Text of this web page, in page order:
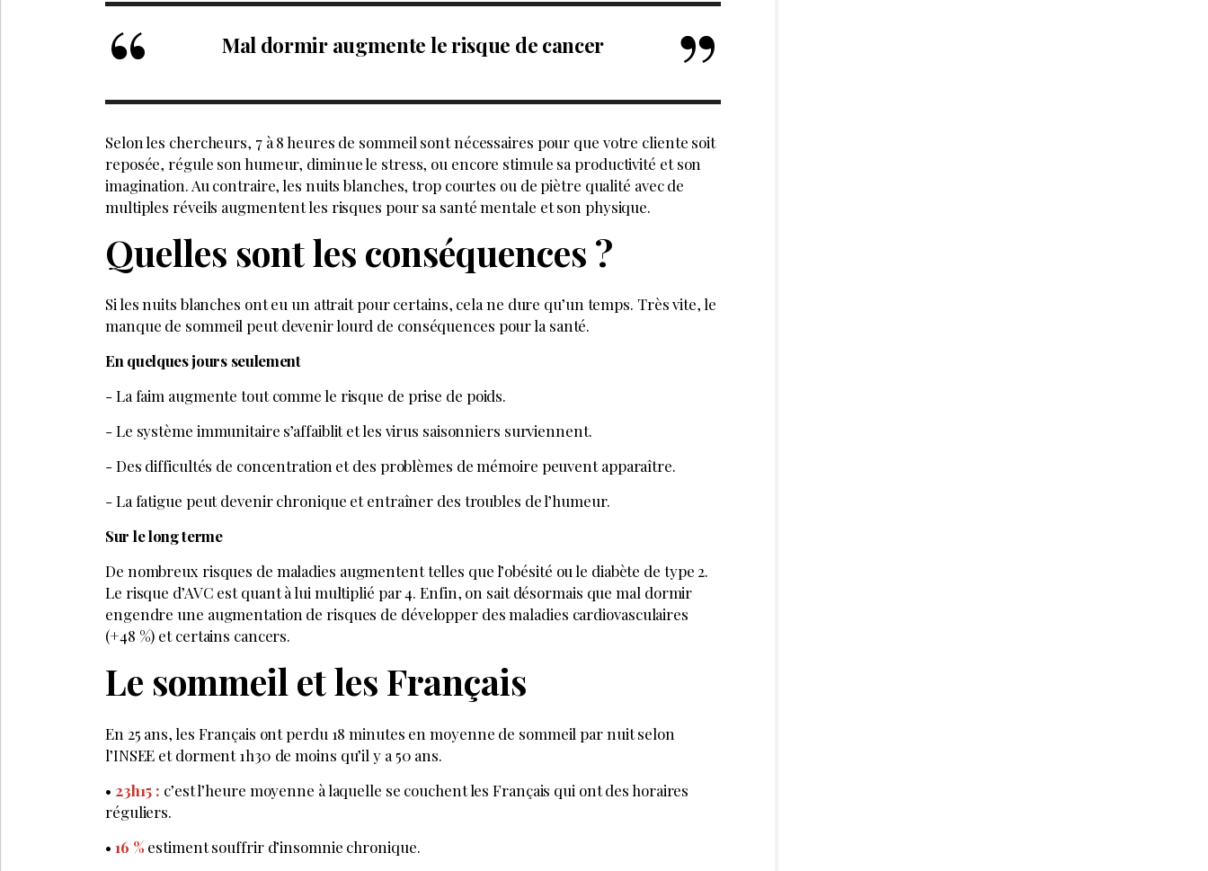
SOINS SEPTEMBRE 2025
Drainage
lymphatique en
fidéliser vos clientes
autrement que par
avant/après
SOINS DÉCEMBRE 2025
Sublime Oils :
l’innovation
service des soins
professionnels
SOINS DÉCEMBRE 2025
Txokologie : des
cosmétiques à base
votre institut
Inscrivez-vous à la Newsletter pour découvrir des articles inédits et profiter de nos offres
exclusives
LE MÉDIA DE RÉFÉRENCE DES PROFESSIONNELS DE LA BEAUTÉ ET DU BIEN-ÊTRE